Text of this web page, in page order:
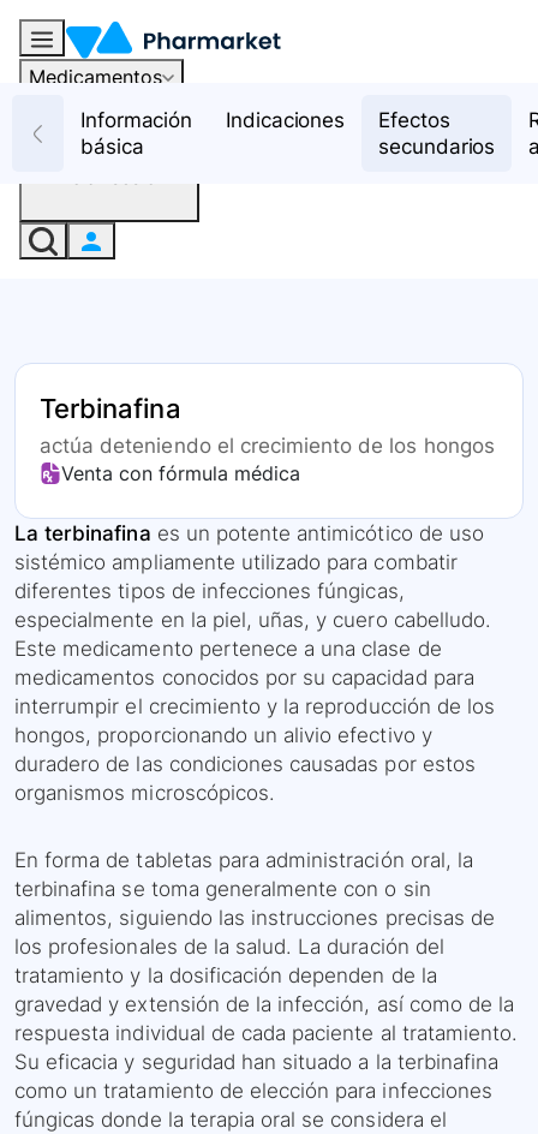
Medicamentos
RecursosInformación
básica
Indicaciones
Efectos
secundarios
Terbinafina
actúa deteniendo el crecimiento de los hongos
Venta con fórmula médica
La terbinafina es un potente antimicótico de uso
sistémico ampliamente utilizado para combatir
diferentes tipos de infecciones fúngicas,
especialmente en la piel, uñas, y cuero cabelludo.
Este medicamento pertenece a una clase de
medicamentos conocidos por su capacidad para
interrumpir el crecimiento y la reproducción de los
hongos, proporcionando un alivio efectivo y
duradero de las condiciones causadas por estos
organismos microscópicos.
En forma de tabletas para administración oral, la
terbinafina se toma generalmente con o sin
alimentos, siguiendo las instrucciones precisas de
los profesionales de la salud. La duración del
tratamiento y la dosificación dependen de la
gravedad y extensión de la infección, así como de la
respuesta individual de cada paciente al tratamiento.
Su eficacia y seguridad han situado a la terbinafina
como un tratamiento de elección para infecciones
fúngicas donde la terapia oral se considera el